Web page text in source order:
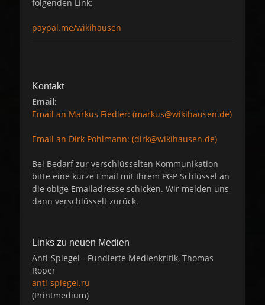
folgenden Link:
paypal.me/wikihausen
Kontakt
Email:
Email an Markus Fiedler: (markus@wikihausen.de)
Email an Dirk Pohlmann: (dirk@wikihausen.de)
Bei Bedarf zur verschlüsselten Kommunikation
bitte eine kurze Email mit Ihrem PGP Schlüssel an
die obige Emailadresse schicken. Wir melden uns
dann verschlüsselt zurück.
Links zu neuen Medien
Anti-Spiegel - Fundierte Medienkritik, Thomas
Röper
anti-spiegel.ru
(Printmedium)